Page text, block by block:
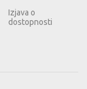
Izjava o
dostopnosti